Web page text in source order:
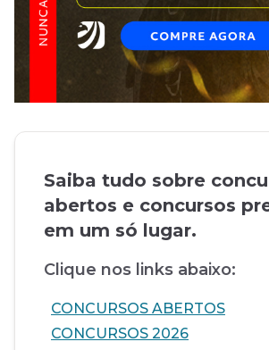
Saiba tudo sobre
abertos e concursos
em um só lugar.
Clique nos links abaixo:
CONCURSOS ABERTOS
CONCURSOS 2026